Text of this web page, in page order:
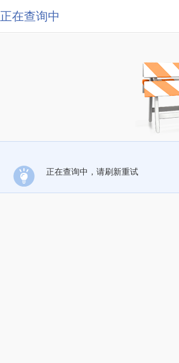
正在查询中
正在查询中，请刷新重试